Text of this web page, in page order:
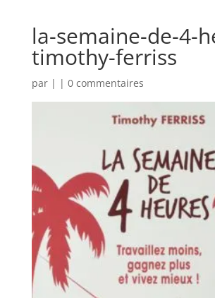
la-semaine-de-4-
timothy-ferriss
par | | 0 commentaires